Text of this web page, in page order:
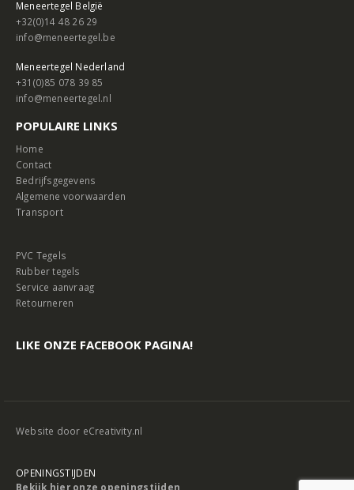
Meneertegel België
+32(0)14 48 26 29
info@meneertegel.be
Meneertegel Nederland
+31(0)85 078 39 85
info@meneertegel.nl
POPULAIRE LINKS
Home
Contact
Bedrijfsgegevens
Algemene voorwaarden
Transport
PVC Tegels
Rubber tegels
Service aanvraag
Retourneren
LIKE ONZE FACEBOOK PAGINA!
Website door eCreativity.nl
OPENINGSTIJDEN